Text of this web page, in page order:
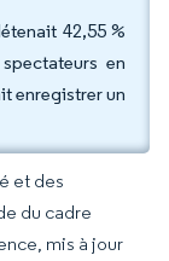
42,55 %
en
enregistrer un
et des
du cadre
mis à jour